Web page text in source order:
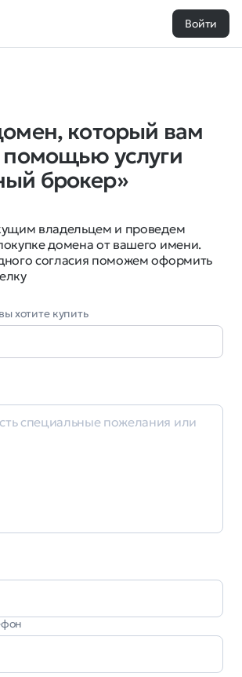
Войти
который вам
помощью услуги
брокер»
владельцем и проведем
домена от вашего имени.
согласия поможем оформить
хотите купить